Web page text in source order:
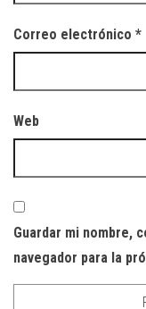
Correo electrónico *
Web
Guardar mi nombre,
navegador para la